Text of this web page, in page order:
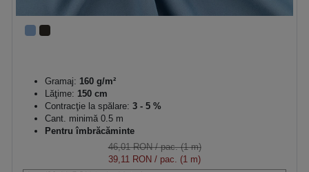
Gramaj: 160 g/m²
Lăţime: 150 cm
Contracţie la spălare: 3 - 5 %
Cant. minimă 0.5 m
Pentru îmbrăcăminte
46,01 RON/ pac. (1 m)
39,11 RON / pac. (1 m)